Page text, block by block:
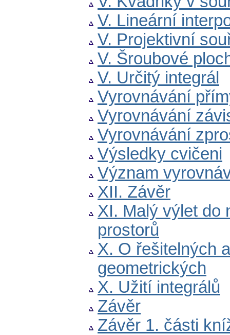
V. Lineární
V. Projektivní
V. Šroubové
V. Určitý integrál
Vyrovnávání
Vyrovnávání
Vyrovnávání
Výsledky cvičeni
Význam
XII. Závěr
XI. Malý výlet do
prostorů
X. O řešitelných
geometrických
X. Užití integrálů
Závěr
Závěr 1. části